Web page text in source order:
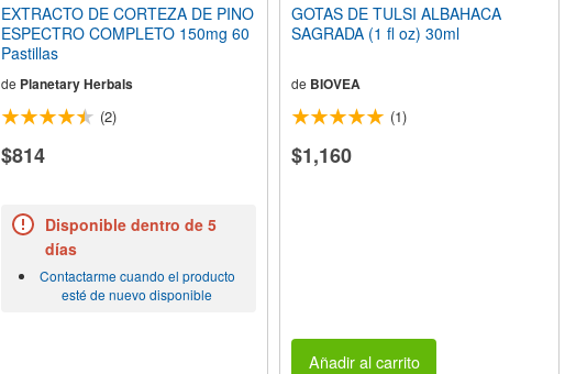
EXTRACTO DE CORTEZA DE PINO
ESPECTRO COMPLETO 150mg 60
Pastillas
de Planetary Herbals
(2)
$814
Disponible dentro de 5
días
Contactarme cuando el producto
esté de nuevo disponible
GOTAS DE TULSI ALBAHACA
SAGRADA (1 fl oz) 30ml
de BIOVEA
(1)
$1,160
Añadir al carrito